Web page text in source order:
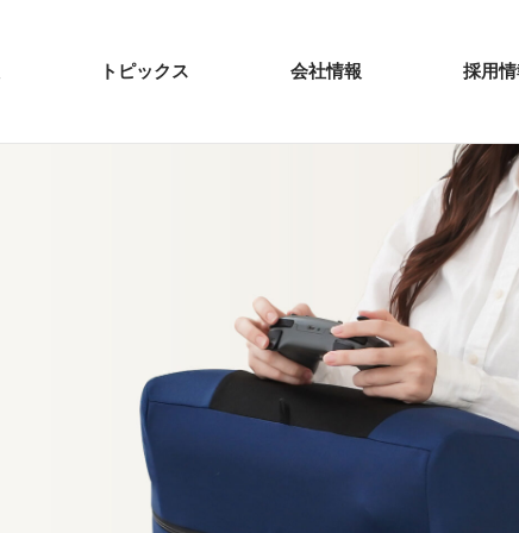
トピックス 会社情報 採用